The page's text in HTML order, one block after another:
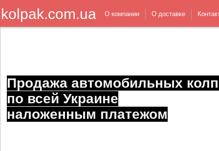
kolpak.com.ua О компании О доставке
Продажа автомобильных
по всей Украине
наложенным платежом